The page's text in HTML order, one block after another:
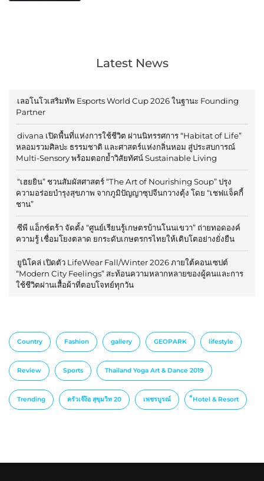
Latest News
เลอโนโวเสริมทัพ Esports World Cup 2026 ในฐานะ Founding
Partner
divana เปิดพื้นที่แห่งการใช้ชีวิต ผ่านนิทรรศการ “Habitat of Life”
หลอมรวมศิลปะ ธรรมชาติ และศาสตร์แห่งกลิ่นหอม สู่ประสบการณ์
Multi-Sensory พร้อมตอกย้ำวิสัยทัศน์ Sustainable Living
“เฮยยิน” ชวนสัมผัสศาสตร์ “The Art of Nourishing Soup” ปรุง
ความอร่อยบำรุงสุขภาพ จากภูมิปัญญาซุปจีนกวางตุ้ง โดย “เชฟแจ็คกี้
ชาน”
ซีพี แอ็กซ์ตร้า จัดตั้ง “ศูนย์เรียนรู้เกษตรบ้านโนนเขวา” ถ่ายทอดองค์
ความรู้ เชื่อมโยงตลาด ยกระดับเกษตรกรไทยให้เติบโตอย่างยั่งยืน
ยูนิโคล่ เปิดตัว LifeWear Fall/Winter 2026 ภายใต้คอนเซปต์
“Modern City Feelings” สะท้อนความหลากหลายของผู้คนและการ
ใช้ชีวิตผ่านเสื้อผ้าที่ตอบโจทย์ทุกวัน
Country Fashion gallery GEOPARK lifestyle
Review Sports Thailand Yoga Art & Dance 2019
Trending ครัวเจ๊ง้อ สุขุมวิท 20 เพชรบูรณ์ ็Hotel & Resort